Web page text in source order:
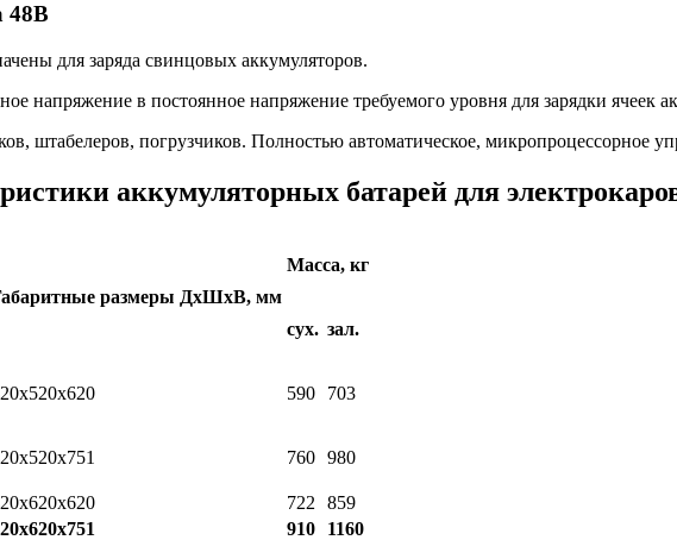
48В
для заряда свинцовых аккумуляторов.
напряжение в постоянное напряжение требуемого уровня для зарядки ячеек
штабелеров, погрузчиков. Полностью автоматическое, микропроцессорное
аккумуляторных батарей для
размеры ДхШхВ, мм
Масса, кг
сух. зал.
590 703
760 980
722
859
910 1160